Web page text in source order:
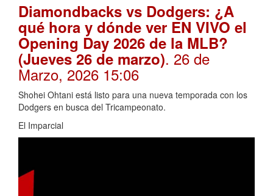
Diamondbacks vs Dodgers: ¿A
qué hora y dónde ver EN VIVO el
Opening Day 2026 de la MLB?
(Jueves 26 de marzo). 26 de
Marzo, 2026 15:06
Shohei Ohtani está listo para una nueva temporada con los
Dodgers en busca del Tricampeonato.
El Imparcial